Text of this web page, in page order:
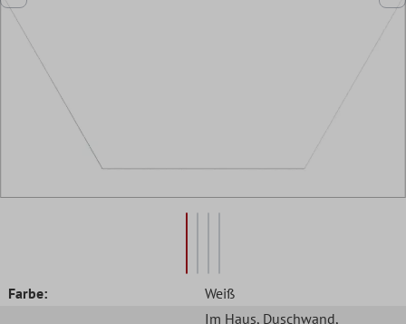
Farbe: Weiß
Im Haus, Duschwand,